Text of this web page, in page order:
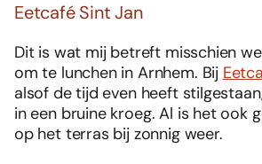
Eetcafé Sint Jan
Dit is wat mij betreft misschien
om te lunchen in Arnhem. Bij
alsof de tijd even heeft
in een bruine kroeg. Al is het ook
op het terras bij zonnig weer.